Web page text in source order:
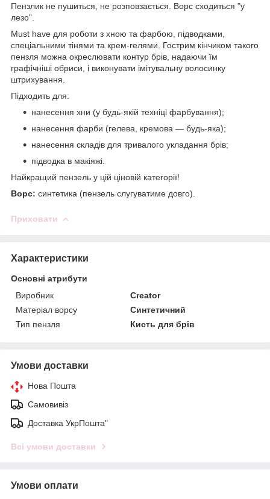
Пензлик не пушиться, не розповзається. Ворс сходиться "у
лезо".
Must have для роботи з хною та фарбою, підводками,
спеціальними тінями та крем-гелями. Гострим кінчиком такого
пензля можна окреслювати контур брів, надаючи їм
графічніші обриси, і виконувати імітувальну волосинку
штрихування.
Підходить для:
нанесення хни (у будь-якій техніці фарбування);
нанесення фарби (гелева, кремова — будь-яка);
нанесення складів для тривалого укладання брів;
підводка в макіяжі.
Найкращий пензель у цій ціновій категорії!
Ворс: синтетика (пензель слугуватиме довго).
Приховати
Характеристики
Основні атрибути
Виробник
Creator
Матеріал ворсу
Синтетичний
Тип пензля
Кисть для брів
Умови доставки
Нова Пошта
Самовивіз
Доставка УкрПошта"
Всі умови доставки
Умови оплати